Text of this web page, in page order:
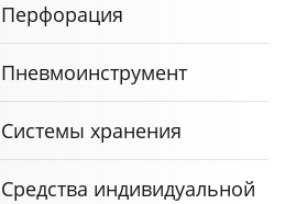
Перфорация
Пневмоинструмент
Системы хранения
Средства индивидуальной